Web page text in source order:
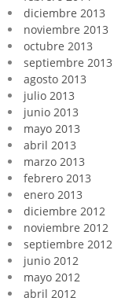
diciembre 2013
noviembre 2013
octubre 2013
septiembre 2013
agosto 2013
julio 2013
junio 2013
mayo 2013
abril 2013
marzo 2013
febrero 2013
enero 2013
diciembre 2012
noviembre 2012
septiembre 2012
junio 2012
mayo 2012
abril 2012